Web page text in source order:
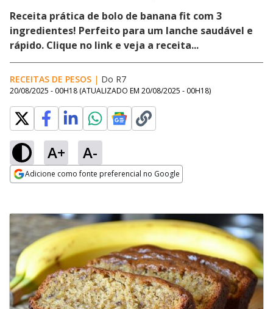
Receita prática de bolo de banana fit com 3
ingredientes! Perfeito para um lanche saudável e
rápido. Clique no link e veja a receita...
RECEITAS DE PESOS | Do R7
20/08/2025 - 00H18 (ATUALIZADO EM 20/08/2025 - 00H18)
A+ A-
Adicione como fonte preferencial no Google